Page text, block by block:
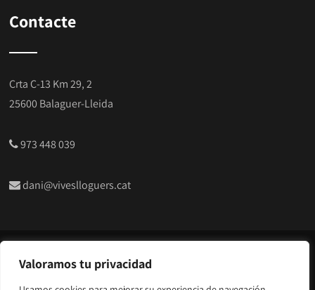
Valoramos tu privacidad
Contacte
Crta C-13 Km 29, 2
25600 Balaguer-Lleida
973 448 039
dani@viveslloguers.cat
© Copyright 2024 | Vives Serveis i Lloguers |